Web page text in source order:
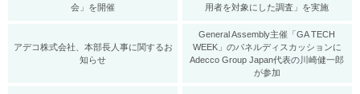
会」を開催 用者を対象にした調査」を実施
アデコ株式会社、本部長人事に関するお
知らせ
General Assembly主催「GA TECH
WEEK」のパネルディスカッションに
Adecco Group Japan代表の川崎健一郎
が参加